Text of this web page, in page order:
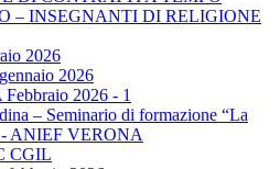
– INSEGNANTI DI RELIGIONE
2026
2026
2026 - 1
– Seminario di formazione “La
- ANIEF VERONA
CGIL